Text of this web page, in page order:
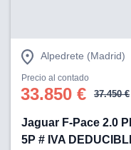
Alpedrete (Madrid)
Precio al contado
33.850 € 37.450 €
Jaguar F-Pace 2.0
5P # IVA